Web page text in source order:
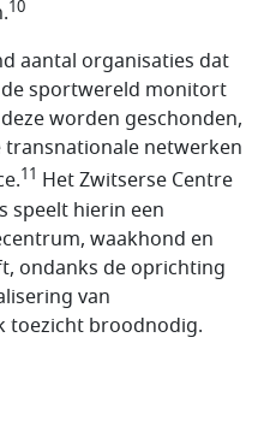
10
aantal organisaties dat
sportwereld monitort
worden geschonden,
netwerken
11 Het Zwitserse Centre
speelt hierin een
waakhond en
ondanks de oprichting
van
toezicht broodnodig.